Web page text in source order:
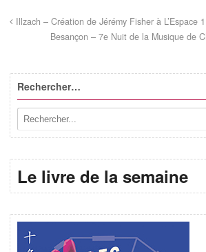
Illzach – Création de Jérémy Fisher à L’Espace
Besançon – 7e Nuit de la Musique de
Rechercher…
Le livre de la semaine